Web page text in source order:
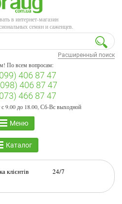
в интернет-магазин
семян и саженцев.
Расширенный поиск
По всем вопросам:
406 87 47
406 87 47
466 87 47
9.00 до 18.00, Сб-Вс выходной
Меню
Каталог
клієнтів 24/7